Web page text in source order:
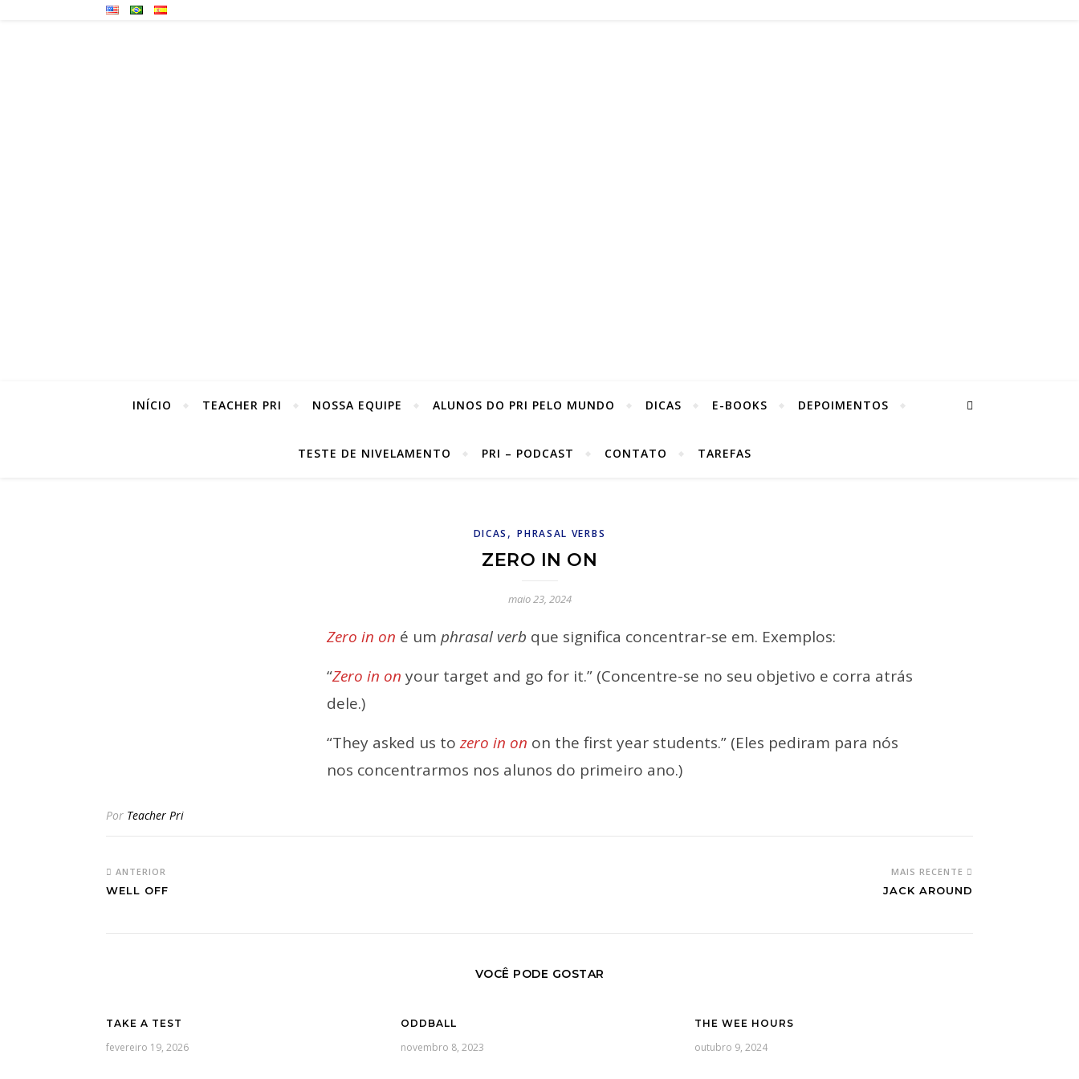
INÍCIO TEACHER PRI NOSSA EQUIPE ALUNOS DO PRI PELO MUNDO DICAS E-BOOKS DEPOIMENTOS
TESTE DE NIVELAMENTO PRI – PODCAST CONTATO TAREFAS
DICAS ,PHRASAL VERBS
ZERO IN ON
maio 23, 2024
Zero in on é umphrasal verb que significa concentrar-se em. Exemplos:
“Zero in on your target and go for it.” (Concentre-se no seu objetivo e corra atrás
dele.)
“They asked us tozero in on on the first year students.” (Eles pediram para nós
nos concentrarmos nos alunos do primeiro ano.)
Por Teacher Pri
ANTERIOR
WELL OFF
MAIS RECENTE
JACK AROUND
VOCÊ PODE GOSTAR
TAKE A TEST
fevereiro 19, 2026
ODDBALL
novembro 8, 2023
THE WEE HOURS
outubro 9, 2024